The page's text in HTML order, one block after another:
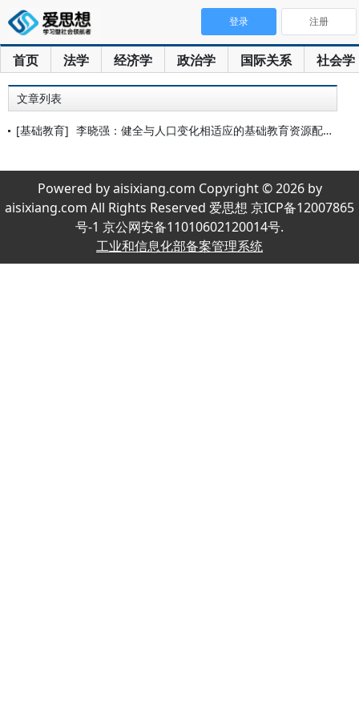
首页 法学 经济学 政治学 国际关系 社会学
登录 注册
文章列表
[基础教育] 李晓强：健全与人口变化相适应的基础教育资源配置机制
Powered by aisixiang.com Copyright © 2026 by
aisixiang.com All Rights Reserved 爱思想 京ICP备12007865
号-1 京公网安备11010602120014号.
工业和信息化部备案管理系统